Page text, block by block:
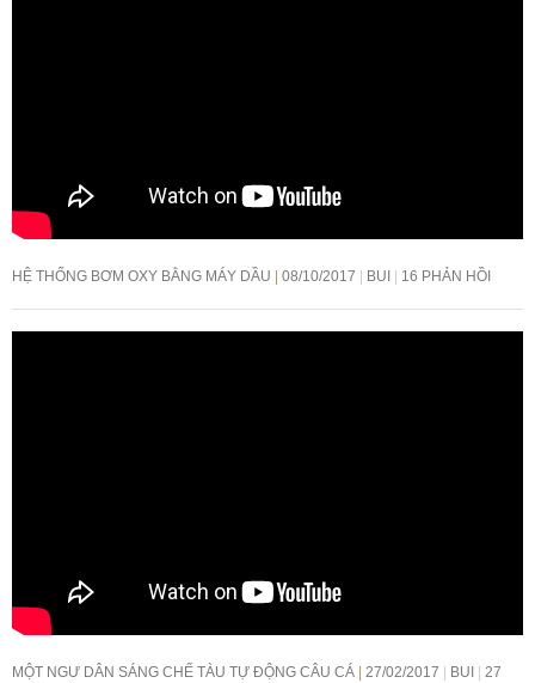
HỆ THỐNG BƠM OXY BẰNG MÁY DẦU 08/10/2017 BUI 16 PHẢN HỒI
MỘT NGƯ DÂN SÁNG CHẾ TÀU TỰ ĐỘNG CÂU CÁ 27/02/2017 BUI
27